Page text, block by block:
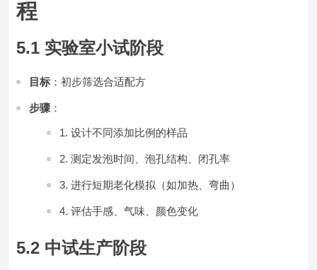
程
5.1 实验室小试阶段
目标 ：初步筛选合适配方
步骤 ：
设计不同添加比例的样品
测定发泡时间、泡孔结构、闭孔率
进行短期老化模拟（如加热、弯曲）
评估手感、气味、颜色变化
5.2 中试生产阶段